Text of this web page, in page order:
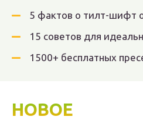
5 фактов о тилт-шифт
15 советов для
1500+ бесплатных
НОВОЕ